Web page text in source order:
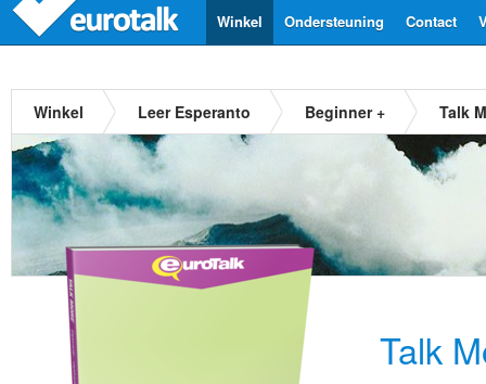
Contact
Ondersteuning
Winkel
Winkel Leer Esperanto Beginner + Talk
Talk